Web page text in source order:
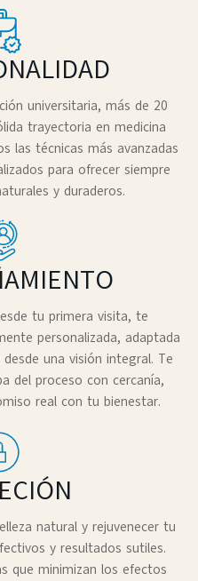
universitaria, más de 20
trayectoria en medicina
las técnicas más avanzadas
para ofrecer siempre
y duraderos.
tu primera visita, te
personalizada, adaptada
una visión integral. Te
del proceso con cercanía,
real con tu bienestar.
natural y rejuvenecer tu
y resultados sutiles.
que minimizan los efectos